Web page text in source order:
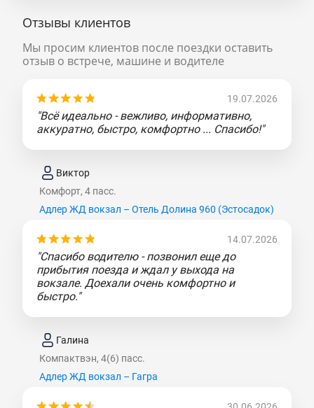
Отзывы клиентов
Мы просим клиентов после поездки оставить
отзыв о встрече, машине и водителе
19.07.2026
"Всё идеально - вежливо, информативно,
аккуратно, быстро, комфортно ... Спасибо!"
Виктор
Комфорт, 4 пасс.
Адлер ЖД вокзал – Отель Долина 960 (Эcтocaдoк)
14.07.2026
"Спасибо водителю - позвонил еще до
прибытия поезда и ждал у выхода на
вокзале. Доехали очень комфортно и
быстро."
Галина
Компактвэн, 4(6) пасс.
Адлер ЖД вокзал – Гагра